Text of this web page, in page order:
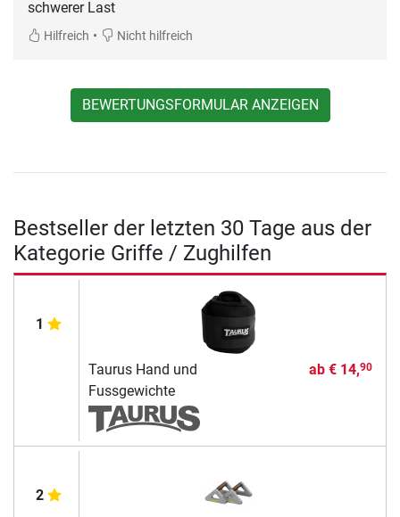
schwerer Last
Hilfreich • Nicht hilfreich
BEWERTUNGSFORMULAR ANZEIGEN
Bestseller der letzten 30 Tage aus der
Kategorie Griffe / Zughilfen
1
Taurus Hand und
Fussgewichte
ab € 14,90
2